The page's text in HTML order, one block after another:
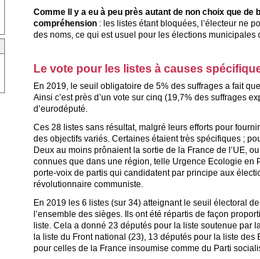
Comme Il y a eu à peu près autant de non choix que
compréhension : les listes étant bloquées, l’électeur ne
des noms, ce qui est usuel pour les élections municipales
Le vote pour les listes à causes
En 2019, le seuil obligatoire de 5% des suffrages a fait
Ainsi c’est près d’un vote sur cinq (19,7% des suffrages
d’eurodéputé.
Ces 28 listes sans résultat, malgré leurs efforts pour
des objectifs variés. Certaines étaient très spécifiques ;
Deux au moins prônaient la sortie de la France de l’UE,
connues que dans une région, telle Urgence Ecologie en
porte-voix de partis qui candidatent par principe aux
révolutionnaire communiste.
En 2019 les 6 listes (sur 34) atteignant le seuil électoral
l’ensemble des sièges. Ils ont été répartis de façon
liste. Cela a donné 23 députés pour la liste soutenue par
la liste du Front national (23), 13 députés pour la liste
pour celles de la France insoumise comme du Parti